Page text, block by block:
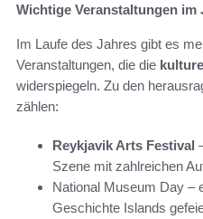
Wichtige Veranstaltungen im
Im Laufe des Jahres gibt es
Veranstaltungen, die die
widerspiegeln. Zu den
zählen:
Reykjavik Arts Festival
Szene mit zahlreichen
National Museum Day –
Geschichte Islands